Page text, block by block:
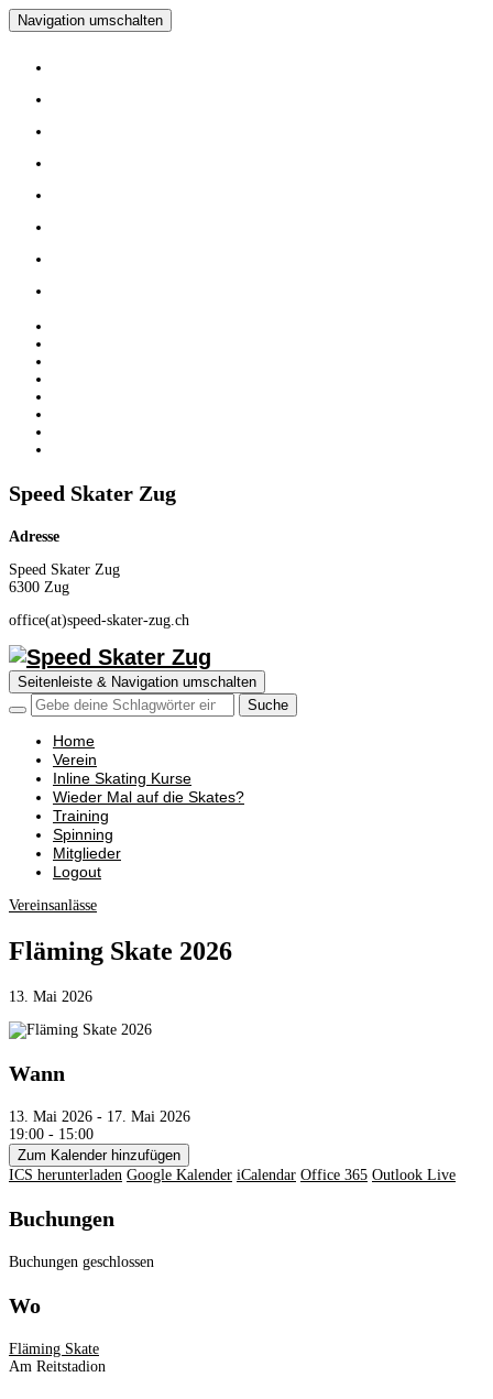
Navigation umschalten
Speed Skater Zug
Adresse
Speed Skater Zug
6300 Zug
office(at)speed-skater-zug.ch
Seitenleiste & Navigation umschalten
Home
Verein
Inline Skating Kurse
Wieder Mal auf die Skates?
Training
Spinning
Mitglieder
Logout
Vereinsanlässe
Fläming Skate 2026
13. Mai 2026
Wann
13. Mai 2026 - 17. Mai 2026
19:00 - 15:00
Zum Kalender hinzufügen
ICS herunterladen Google Kalender iCalendar Office 365 Outlook Live
Buchungen
Buchungen geschlossen
Wo
Fläming Skate
Am Reitstadion